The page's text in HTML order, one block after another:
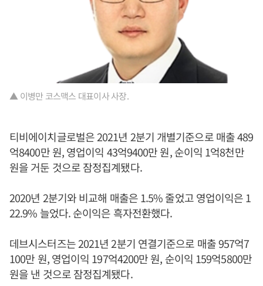
▲ 이병만 코스맥스 대표이사 사장.
티비에이치글로벌은 2021년 2분기 개별기준으로 매출 489
억8400만 원, 영업이익 43억9400만 원, 순이익 1억8천만
원을 거둔 것으로 잠정집계됐다.
2020년 2분기와 비교해 매출은 1.5% 줄었고 영업이익은 1
22.9% 늘었다. 순이익은 흑자전환했다.
데브시스터즈는 2021년 2분기 연결기준으로 매출 957억7
100만 원, 영업이익 197억4200만 원, 순이익 159억5800만
원을 낸 것으로 잠정집계됐다.